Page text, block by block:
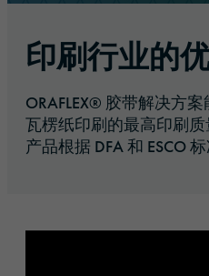
印刷行业的
ORAFLEX® 胶带解决方
瓦楞纸印刷的最高印刷质
产品根据 DFA 和 ESCO